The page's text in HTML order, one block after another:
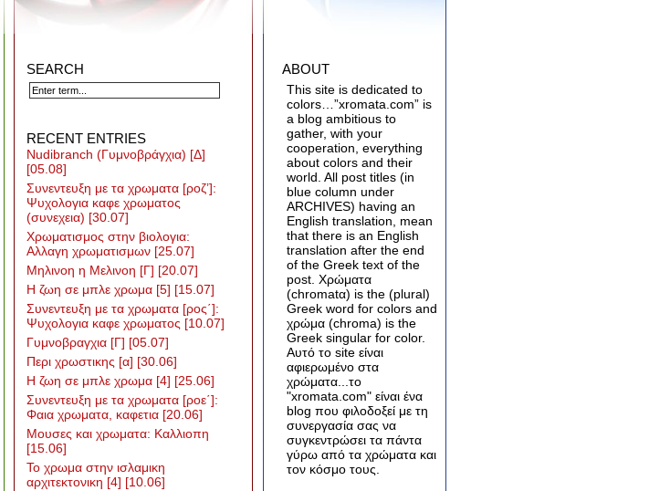
SEARCH
RECENT ENTRIES
Nudibranch (Γυμνοβράγχια) [Δ]
[05.08]
Συνεντευξη με τα χρωματα [ροζ’]:
Ψυχολογια καφε χρωματος
(συνεχεια) [30.07]
Χρωματισμος στην βιολογια:
Αλλαγη χρωματισμων [25.07]
Μηλινοη η Μελινοη [Γ] [20.07]
Η ζωη σε μπλε χρωμα [5] [15.07]
Συνεντευξη με τα χρωματα [ρος΄]:
Ψυχολογια καφε χρωματος [10.07]
Γυμνοβραγχια [Γ] [05.07]
Περι χρωστικης [α] [30.06]
Η ζωη σε μπλε χρωμα [4] [25.06]
Συνεντευξη με τα χρωματα [ροε΄]:
Φαια χρωματα, καφετια [20.06]
Μουσες και χρωματα: Καλλιοπη
[15.06]
Το χρωμα στην ισλαμικη
αρχιτεκτονικη [4] [10.06]
ABOUT
This site is dedicated to
colors…”xromata.com” is
a blog ambitious to
gather, with your
cooperation, everything
about colors and their
world. All post titles (in
blue column under
ARCHIVES) having an
English translation, mean
that there is an English
translation after the end
of the Greek text of the
post. Χρώματα
(chromatα) is the (plural)
Greek word for colors and
χρώμα (chroma) is the
Greek singular for color.
Αυτό το site είναι
αφιερωμένο στα
χρώματα...το
"xromata.com" είναι ένα
blog που φιλοδοξεί με τη
συνεργασία σας να
συγκεντρώσει τα πάντα
γύρω από τα χρώματα και
τον κόσμο τους.